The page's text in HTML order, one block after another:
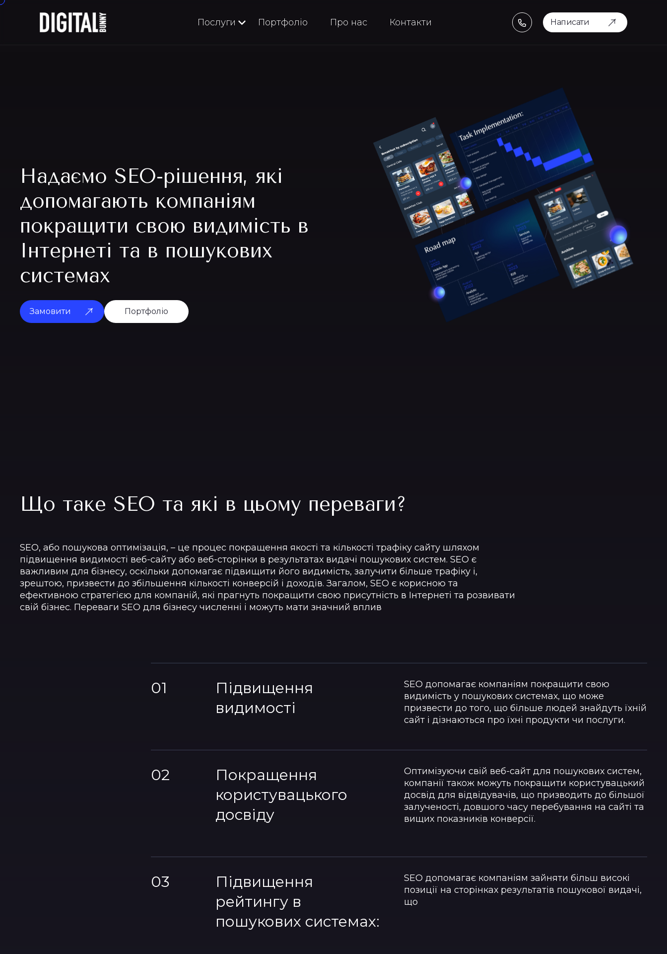
Послуги Портфоліо Про нас Контакти Написати
Надаємо SEO-рішення, які
допомагають компаніям
покращити свою видимість в
Інтернеті та в пошукових
системах
Замовити Портфоліо
Що таке SEO та які в цьому переваги?
SEO, або пошукова оптимізація, – це процес покращення якості та кількості трафіку сайту шляхом
підвищення видимості веб-сайту або веб-сторінки в результатах видачі пошукових систем. SEO є
важливим для бізнесу, оскільки допомагає підвищити його видимість, залучити більше трафіку і,
зрештою, призвести до збільшення кількості конверсій і доходів. Загалом, SEO є корисною та
ефективною стратегією для компаній, які прагнуть покращити свою присутність в Інтернеті та розвивати
свій бізнес. Переваги SEO для бізнесу численні і можуть мати значний вплив
01
Підвищення
видимості
SEO допомагає компаніям покращити свою
видимість у пошукових системах, що може
призвести до того, що більше людей знайдуть їхній
сайт і дізнаються про їхні продукти чи послуги.
02
Покращення
користувацького
досвіду
Оптимізуючи свій веб-сайт для пошукових систем,
компанії також можуть покращити користувацький
досвід для відвідувачів, що призводить до більшої
залученості, довшого часу перебування на сайті та
вищих показників конверсії.
03
Підвищення
рейтингу в
пошукових системах:
SEO допомагає компаніям зайняти більш високі
позиції на сторінках результатів пошукової видачі,
що